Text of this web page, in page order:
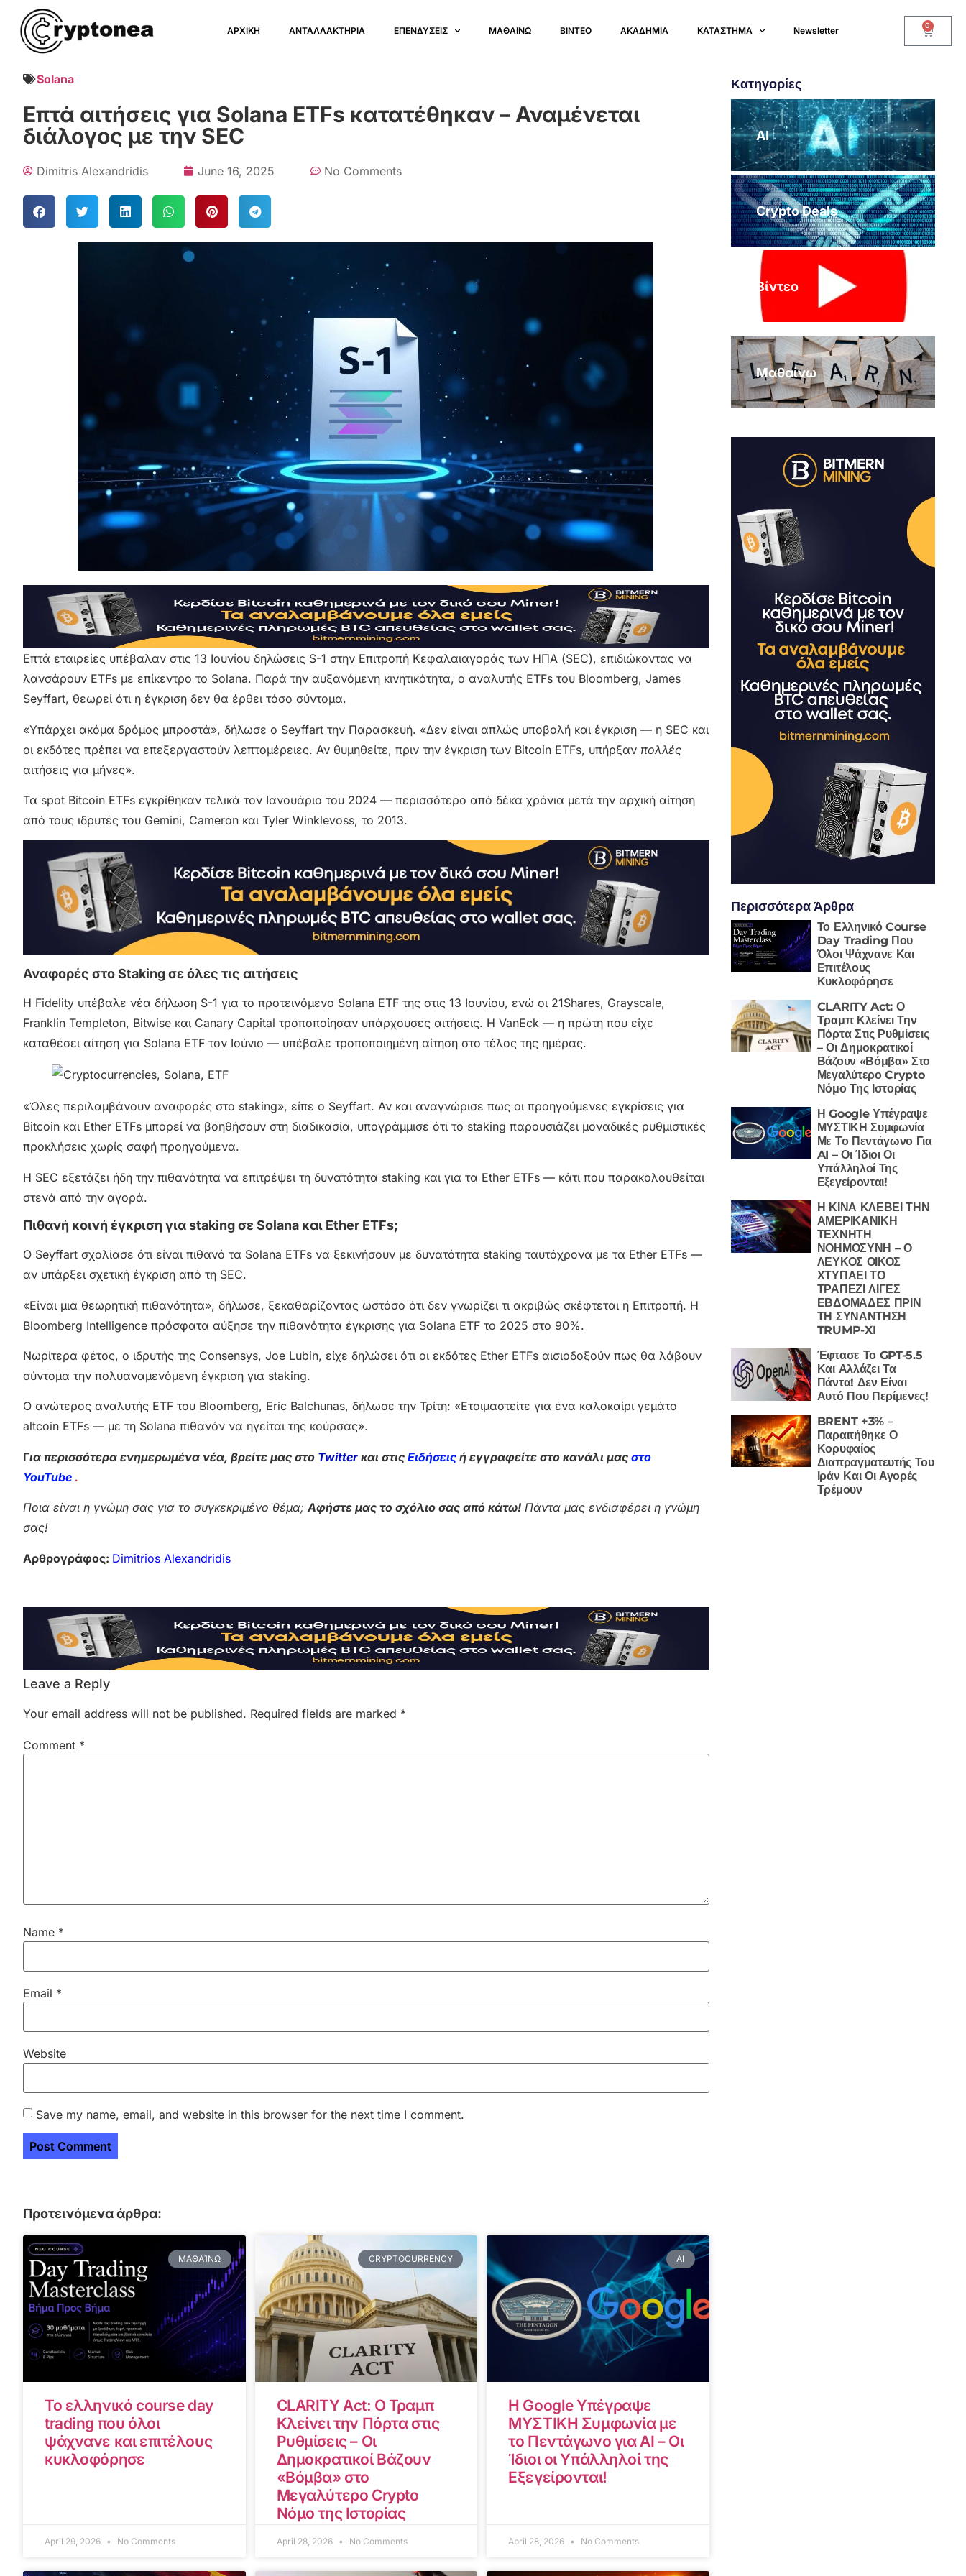
ΑΡΧΙΚΗ ΑΝΤΑΛΛΑΚΤΗΡΙΑ ΕΠΕΝΔΥΣΕΙΣ ΜΑΘΑΙΝΩ ΒΙΝΤΕΟ ΑΚΑΔΗΜΙΑ ΚΑΤΑΣΤΗΜΑ Newsletter 0
Solana
Επτά αιτήσεις για Solana ETFs κατατέθηκαν – Αναμένεται
διάλογος με την SEC
Dimitris Alexandridis June 16, 2025 No Comments
Επτά εταιρείες υπέβαλαν στις 13 Ιουνίου δηλώσεις S-1 στην Επιτροπή Κεφαλαιαγοράς των ΗΠΑ (SEC), επιδιώκοντας να
λανσάρουν ETFs με επίκεντρο το Solana. Παρά την αυξανόμενη κινητικότητα, ο αναλυτής ETFs του Bloomberg, James
Seyffart, θεωρεί ότι η έγκριση δεν θα έρθει τόσο σύντομα.
«Υπάρχει ακόμα δρόμος μπροστά», δήλωσε ο Seyffart την Παρασκευή. «Δεν είναι απλώς υποβολή και έγκριση — η SEC και
οι εκδότες πρέπει να επεξεργαστούν λεπτομέρειες. Αν θυμηθείτε, πριν την έγκριση των Bitcoin ETFs, υπήρξαν πολλές
αιτήσεις για μήνες».
Τα spot Bitcoin ETFs εγκρίθηκαν τελικά τον Ιανουάριο του 2024 — περισσότερο από δέκα χρόνια μετά την αρχική αίτηση
από τους ιδρυτές του Gemini, Cameron και Tyler Winklevoss, το 2013.
Αναφορές στο Staking σε όλες τις αιτήσεις
Η Fidelity υπέβαλε νέα δήλωση S-1 για το προτεινόμενο Solana ETF της στις 13 Ιουνίου, ενώ οι 21Shares, Grayscale,
Franklin Templeton, Bitwise και Canary Capital τροποποίησαν υπάρχουσες αιτήσεις. Η VanEck — η πρώτη που είχε
καταθέσει αίτηση για Solana ETF τον Ιούνιο — υπέβαλε τροποποιημένη αίτηση στο τέλος της ημέρας.
«Όλες περιλαμβάνουν αναφορές στο staking», είπε ο Seyffart. Αν και αναγνώρισε πως οι προηγούμενες εγκρίσεις για
Bitcoin και Ether ETFs μπορεί να βοηθήσουν στη διαδικασία, υπογράμμισε ότι το staking παρουσιάζει μοναδικές ρυθμιστικές
προκλήσεις χωρίς σαφή προηγούμενα.
Η SEC εξετάζει ήδη την πιθανότητα να επιτρέψει τη δυνατότητα staking και για τα Ether ETFs — κάτι που παρακολουθείται
στενά από την αγορά.
Πιθανή κοινή έγκριση για staking σε Solana και Ether ETFs;
Ο Seyffart σχολίασε ότι είναι πιθανό τα Solana ETFs να ξεκινήσουν με δυνατότητα staking ταυτόχρονα με τα Ether ETFs —
αν υπάρξει σχετική έγκριση από τη SEC.
«Είναι μια θεωρητική πιθανότητα», δήλωσε, ξεκαθαρίζοντας ωστόσο ότι δεν γνωρίζει τι ακριβώς σκέφτεται η Επιτροπή. Η
Bloomberg Intelligence πρόσφατα αύξησε την πιθανότητα έγκρισης για Solana ETF το 2025 στο 90%.
Νωρίτερα φέτος, ο ιδρυτής της Consensys, Joe Lubin, είχε δηλώσει ότι οι εκδότες Ether ETFs αισιοδοξούν πως θα λάβουν
σύντομα την πολυαναμενόμενη έγκριση για staking.
Ο ανώτερος αναλυτής ETF του Bloomberg, Eric Balchunas, δήλωσε την Τρίτη: «Ετοιμαστείτε για ένα καλοκαίρι γεμάτο
altcoin ETFs — με τη Solana πιθανόν να ηγείται της κούρσας».
Για περισσότερα ενημερωμένα νέα, βρείτε μας στο Twitter και στις Ειδήσεις ή εγγραφείτε στο κανάλι μας στο
YouTube .
Ποια είναι η γνώμη σας για το συγκεκριμένο θέμα;Αφήστε μας το σχόλιο σας από κάτω! Πάντα μας ενδιαφέρει η γνώμη
σας!
Αρθρογράφος: Dimitrios Alexandridis
Leave a Reply
Your email address will not be published. Required fields are marked *
Comment *
Name *
Email *
Website
Save my name, email, and website in this browser for the next time I comment.
Προτεινόμενα άρθρα:
ΜΑΘΑΊΝΩ
Το ελληνικό course day
trading που όλοι
ψάχνανε και επιτέλους
κυκλοφόρησε
April 29, 2026 No Comments
CRYPTOCURRENCY
CLARITY Act: Ο Τραμπ
Κλείνει την Πόρτα στις
Ρυθμίσεις – Οι
Δημοκρατικοί Βάζουν
«Βόμβα» στο
Μεγαλύτερο Crypto
Νόμο της Ιστορίας
April 28, 2026 No Comments
AI
Η Google Υπέγραψε
ΜΥΣΤΙΚΗ Συμφωνία με
το Πεντάγωνο για AI – Οι
Ίδιοι οι Υπάλληλοί της
Εξεγείρονται!
April 28, 2026 No Comments
Κατηγορίες
AI
Crypto Deals
Βίντεο
Μαθαίνω
Περισσότερα Άρθρα
Το Ελληνικό Course
Day Trading Που
Όλοι Ψάχνανε Και
Επιτέλους
Κυκλοφόρησε
CLARITY Act: Ο
Τραμπ Κλείνει Την
Πόρτα Στις Ρυθμίσεις
– Οι Δημοκρατικοί
Βάζουν «Βόμβα» Στο
Μεγαλύτερο Crypto
Νόμο Της Ιστορίας
Η Google Υπέγραψε
ΜΥΣΤΙΚΗ Συμφωνία
Με Το Πεντάγωνο Για
AI – Οι Ίδιοι Οι
Υπάλληλοί Της
Εξεγείρονται!
Η ΚΙΝΑ ΚΛΕΒΕΙ ΤΗΝ
ΑΜΕΡΙΚΑΝΙΚΗ
ΤΕΧΝΗΤΗ
ΝΟΗΜΟΣΥΝΗ – Ο
ΛΕΥΚΟΣ ΟΙΚΟΣ
ΧΤΥΠΑΕΙ ΤΟ
ΤΡΑΠΕΖΙ ΛΙΓΕΣ
ΕΒΔΟΜΑΔΕΣ ΠΡΙΝ
ΤΗ ΣΥΝΑΝΤΗΣΗ
TRUMP-XI
Έφτασε Το GPT-5.5
Και Αλλάζει Τα
Πάντα! Δεν Είναι
Αυτό Που Περίμενες!
BRENT +3% –
Παραιτήθηκε Ο
Κορυφαίος
Διαπραγματευτής Του
Ιράν Και Οι Αγορές
Τρέμουν